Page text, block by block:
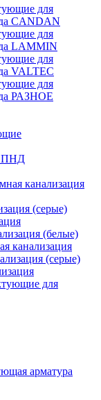
для
CANDAN
для
LAMMIN
для
VALTEC
для
РАЗНОЕ
ПНД
канализация
(серые)
(белые)
канализация
(серые)
для
арматура